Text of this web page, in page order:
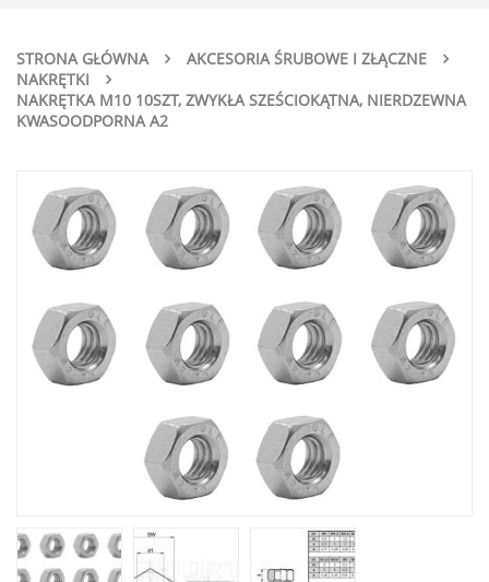
STRONA GŁÓWNA
AKCESORIA ŚRUBOWE I ZŁĄCZNE
NAKRĘTKI
NAKRĘTKA M10 10SZT, ZWYKŁA SZEŚCIOKĄTNA, NIERDZEWNA
KWASOODPORNA A2